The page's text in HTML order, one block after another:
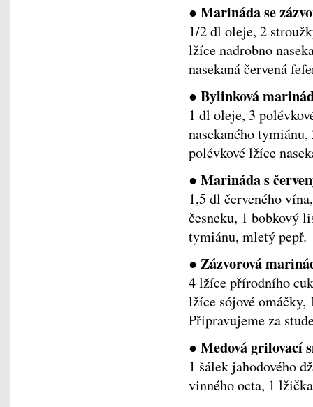
● Marináda se
1/2 dl oleje, 2
lžíce nadrobno
nasekaná červená
● Bylinková
1 dl oleje, 3
nasekaného
polévkové lžíce
● Marináda s
1,5 dl červeného
česneku, 1 bobkový
tymiánu, mletý pepř.
● Zázvorová
4 lžíce přírodního
lžíce sójové
Připravujeme za
● Medová grilovací
1 šálek jahodového
vinného octa, 1